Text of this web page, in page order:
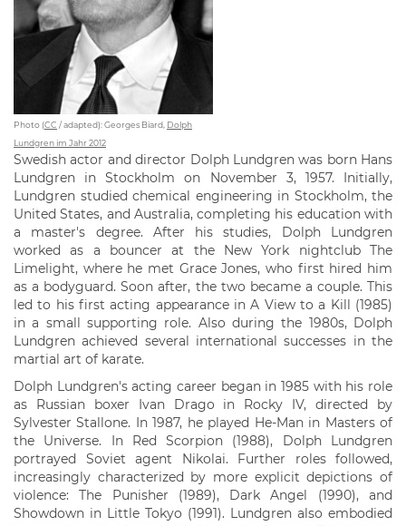
Photo (CC / adapted): Georges Biard, Dolph
Lundgren im Jahr 2012
Swedish actor and director Dolph Lundgren was born Hans
Lundgren in Stockholm on November 3, 1957. Initially,
Lundgren studied chemical engineering in Stockholm, the
United States, and Australia, completing his education with
a master's degree. After his studies, Dolph Lundgren
worked as a bouncer at the New York nightclub The
Limelight, where he met Grace Jones, who first hired him
as a bodyguard. Soon after, the two became a couple. This
led to his first acting appearance in A View to a Kill (1985)
in a small supporting role. Also during the 1980s, Dolph
Lundgren achieved several international successes in the
martial art of karate.
Dolph Lundgren's acting career began in 1985 with his role
as Russian boxer Ivan Drago in Rocky IV, directed by
Sylvester Stallone. In 1987, he played He-Man in Masters of
the Universe. In Red Scorpion (1988), Dolph Lundgren
portrayed Soviet agent Nikolai. Further roles followed,
increasingly characterized by more explicit depictions of
violence: The Punisher (1989), Dark Angel (1990), and
Showdown in Little Tokyo (1991). Lundgren also embodied